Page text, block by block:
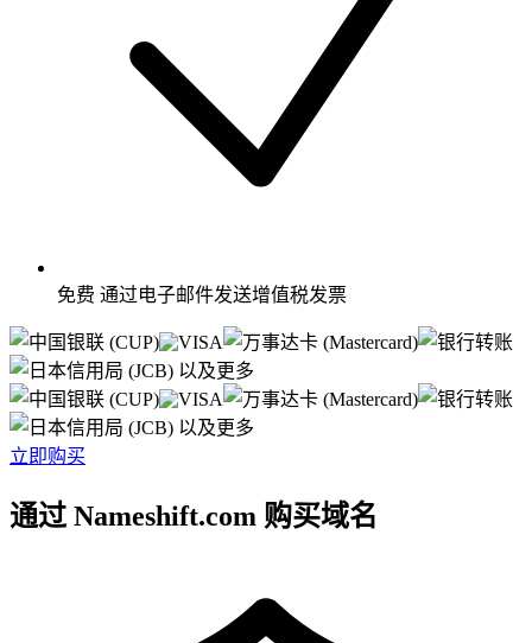
免费 通过电子邮件发送增值税发票
以及更多
以及更多
立即购买
通过 Nameshift.com 购买域名